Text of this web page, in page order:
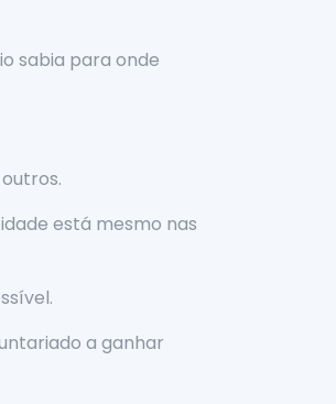
sabia para onde
está mesmo nas
a ganhar